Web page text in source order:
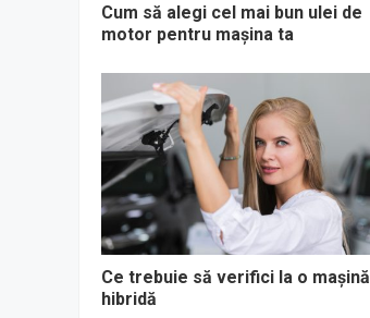
Cum să alegi cel mai bun ulei de
motor pentru mașina ta
Ce trebuie să verifici la o mașină
hibridă